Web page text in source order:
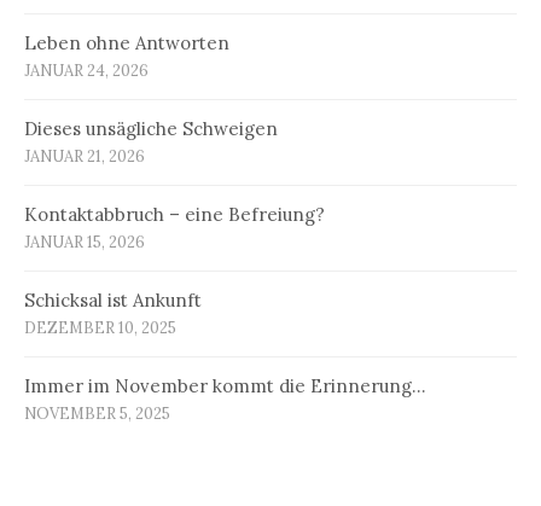
Leben ohne Antworten
JANUAR 24, 2026
Dieses unsägliche Schweigen
JANUAR 21, 2026
Kontaktabbruch – eine Befreiung?
JANUAR 15, 2026
Schicksal ist Ankunft
DEZEMBER 10, 2025
Immer im November kommt die Erinnerung…
NOVEMBER 5, 2025